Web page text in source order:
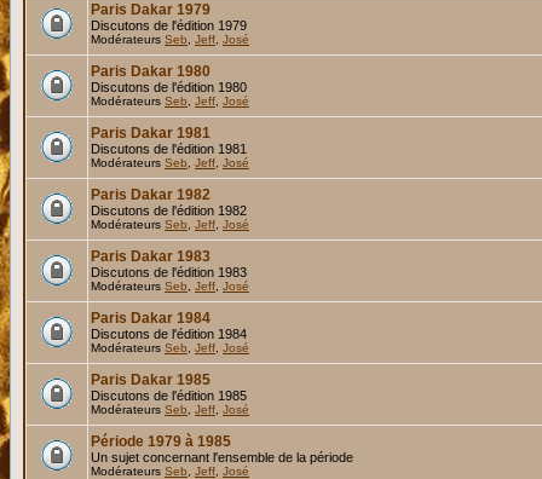
Paris Dakar 1979
Discutons de l'édition 1979
Modérateurs Seb Jeff José
Paris Dakar 1980
Discutons de l'édition 1980
Modérateurs Seb Jeff José
Paris Dakar 1981
Discutons de l'édition 1981
Modérateurs Seb Jeff José
Paris Dakar 1982
Discutons de l'édition 1982
Modérateurs Seb Jeff José
Paris Dakar 1983
Discutons de l'édition 1983
Modérateurs Seb Jeff José
Paris Dakar 1984
Discutons de l'édition 1984
Modérateurs Seb Jeff José
Paris Dakar 1985
Discutons de l'édition 1985
Modérateurs Seb Jeff José
Période 1979 à 1985
Un sujet concernant l'ensemble de la période
Modérateurs Seb Jeff José